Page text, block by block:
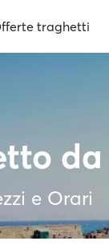
traghetti
e Orari